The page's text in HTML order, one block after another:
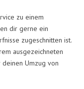
zu einem
dir gerne ein
zugeschnitten ist.
ausgezeichneten
Umzug von